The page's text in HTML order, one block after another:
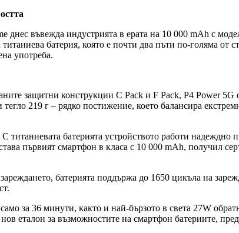
въвежда индустрията в ерата на 10 000 mAh с
батерия, която е почти два пъти по-голяма от
употреба.
защитни конструкции C Pack и F Pack, P4 Power 5G
219 г – рядко постижение, което балансира
батерията устройството работи надеждно
първият смартфон в класа с 10 000 mAh, получил
батерията поддържа до 1650 цикъла на
за 36 минути, както и най-бързото в света 27W
еталон за възможностите на смартфон батериите,